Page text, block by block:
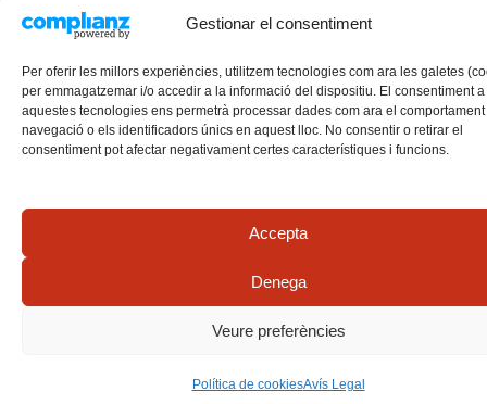
Gestionar el consentiment
Per oferir les millors experiències, utilitzem tecnologies com ara les galetes
per emmagatzemar i/o accedir a la informació del dispositiu. El consentiment a
aquestes tecnologies ens permetrà processar dades com ara el
navegació o els identificadors únics en aquest lloc. No consentir o retirar el
consentiment pot afectar negativament certes característiques i funcions.
Accepta
Denega
Veure preferències
Política de cookiesAvís Legal